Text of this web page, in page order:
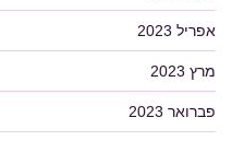
אפריל 2023
מרץ 2023
פברואר 2023